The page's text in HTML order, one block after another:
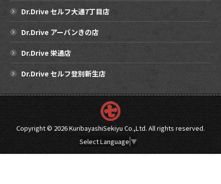
Dr.Drive セルフ大通7丁目店
Dr.Drive アーバンきの店
Dr.Drive 栄通店
Dr.Drive セルフ登別新生店
Copyright ©2026 KuribayashiSekiyu Co.,Ltd. All rights reserved.
Select Language ▼